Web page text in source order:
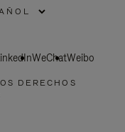
WeChatWeibo
DERECHOS